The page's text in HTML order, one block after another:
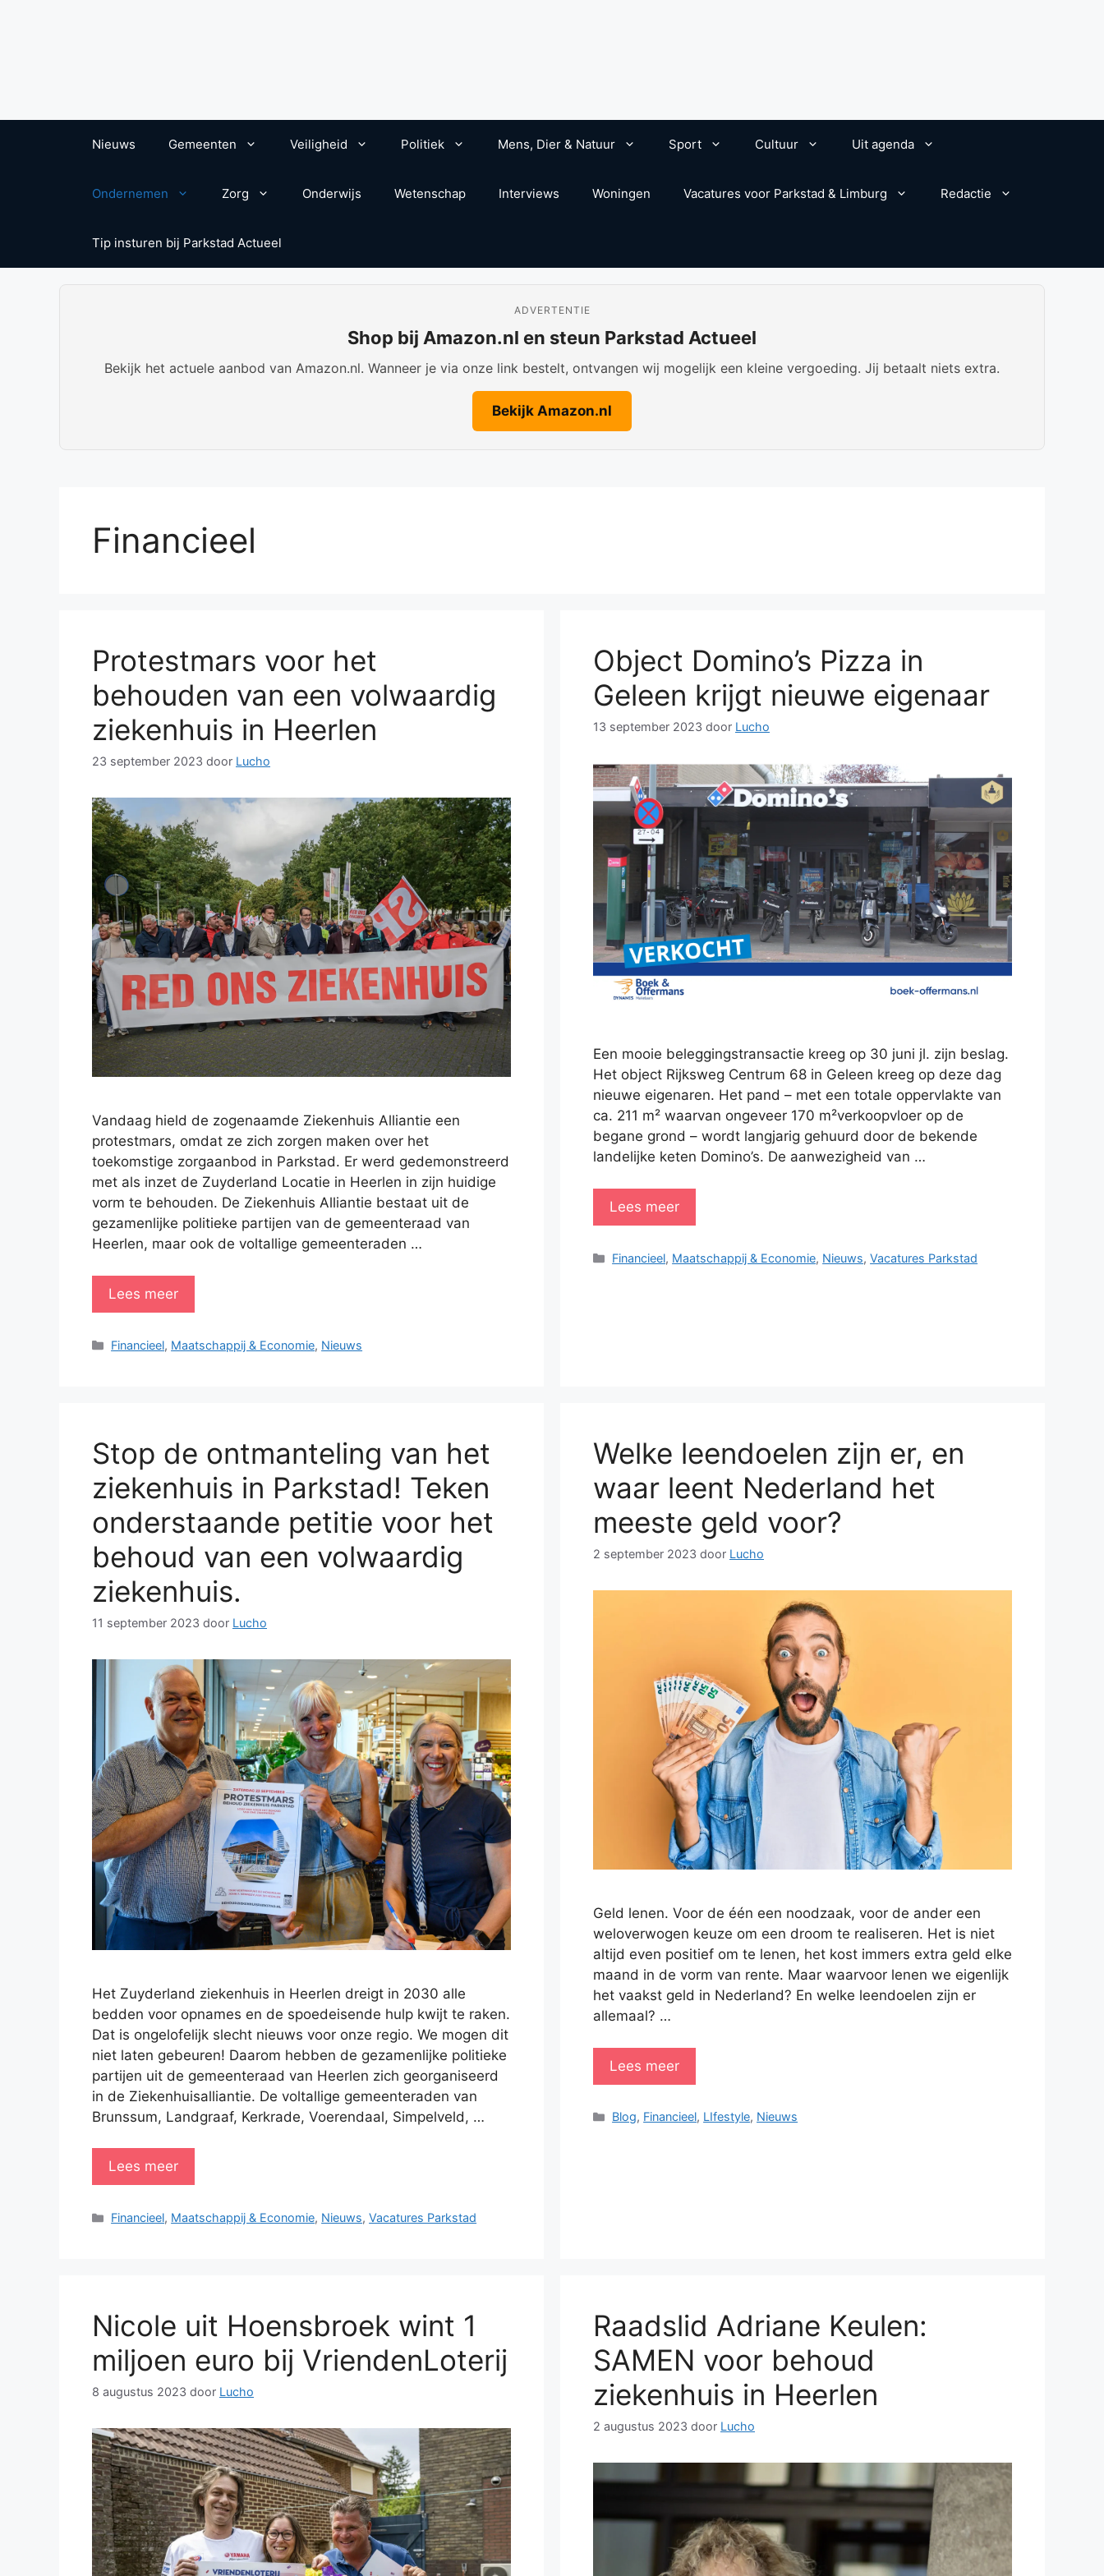
Nieuws Gemeenten Veiligheid Politiek Mens, Dier & Natuur Sport Cultuur Uit agenda
Ondernemen Zorg Onderwijs Wetenschap Interviews Woningen Vacatures voor Parkstad & Limburg Redactie
Tip insturen bij Parkstad Actueel
ADVERTENTIE
Shop bij Amazon.nl en steun Parkstad Actueel
Bekijk het actuele aanbod van Amazon.nl. Wanneer je via onze link bestelt, ontvangen wij mogelijk een kleine vergoeding. Jij betaalt niets extra.
Bekijk Amazon.nl
Financieel
Protestmars voor het
behouden van een volwaardig
ziekenhuis in Heerlen
23 september 2023 door Lucho
Vandaag hield de zogenaamde Ziekenhuis Alliantie een
protestmars, omdat ze zich zorgen maken over het
toekomstige zorgaanbod in Parkstad. Er werd gedemonstreerd
met als inzet de Zuyderland Locatie in Heerlen in zijn huidige
vorm te behouden. De Ziekenhuis Alliantie bestaat uit de
gezamenlijke politieke partijen van de gemeenteraad van
Heerlen, maar ook de voltallige gemeenteraden …
Lees meer
Categorieën
Financieel, Maatschappij & Economie, Nieuws
Object Domino’s Pizza in
Geleen krijgt nieuwe eigenaar
13 september 2023 door Lucho
Een mooie beleggingstransactie kreeg op 30 juni jl. zijn beslag.
Het object Rijksweg Centrum 68 in Geleen kreeg op deze dag
nieuwe eigenaren. Het pand – met een totale oppervlakte van
ca. 211 m² waarvan ongeveer 170 m²verkoopvloer op de
begane grond – wordt langjarig gehuurd door de bekende
landelijke keten Domino’s. De aanwezigheid van …
Lees meer
Categorieën
Financieel, Maatschappij & Economie, Nieuws,Vacatures Parkstad
Stop de ontmanteling van het
ziekenhuis in Parkstad! Teken
onderstaande petitie voor het
behoud van een volwaardig
ziekenhuis.
11 september 2023 door Lucho
Het Zuyderland ziekenhuis in Heerlen dreigt in 2030 alle
bedden voor opnames en de spoedeisende hulp kwijt te raken.
Dat is ongelofelijk slecht nieuws voor onze regio. We mogen dit
niet laten gebeuren! Daarom hebben de gezamenlijke politieke
partijen uit de gemeenteraad van Heerlen zich georganiseerd
in de Ziekenhuisalliantie. De voltallige gemeenteraden van
Brunssum, Landgraaf, Kerkrade, Voerendaal, Simpelveld, …
Lees meer
Categorieën
Financieel, Maatschappij & Economie, Nieuws,Vacatures Parkstad
Welke leendoelen zijn er, en
waar leent Nederland het
meeste geld voor?
2 september 2023 door Lucho
Geld lenen. Voor de één een noodzaak, voor de ander een
weloverwogen keuze om een droom te realiseren. Het is niet
altijd even positief om te lenen, het kost immers extra geld elke
maand in de vorm van rente. Maar waarvoor lenen we eigenlijk
het vaakst geld in Nederland? En welke leendoelen zijn er
allemaal? …
Lees meer
Categorieën
Blog, Financieel, LIfestyle, Nieuws
Nicole uit Hoensbroek wint 1
miljoen euro bij VriendenLoterij
8 augustus 2023 door Lucho
Raadslid Adriane Keulen:
SAMEN voor behoud
ziekenhuis in Heerlen
2 augustus 2023 door Lucho